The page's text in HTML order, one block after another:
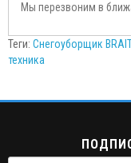
Мы перезвоним в
Теги: Снегоуборщик
техника